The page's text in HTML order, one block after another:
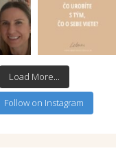
Load More...
Follow on Instagram